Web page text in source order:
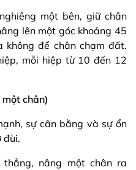
một bên, giữ chân
lên một góc khoảng 45
không để chân chạm đất.
mỗi hiệp từ 10 đến 12
chân)
sự cân bằng và sự ổn
đùi.
thẳng, nâng một chân ra